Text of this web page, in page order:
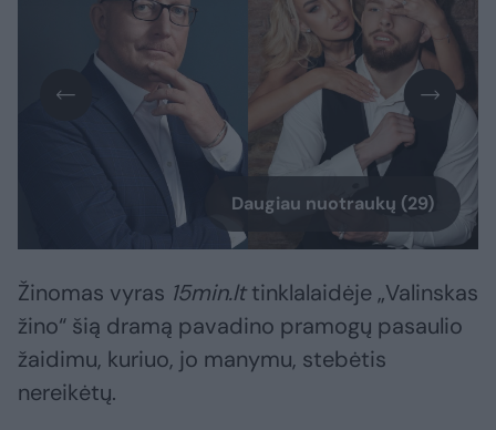
Daugiau nuotraukų (29)
Žinomas vyras 15min.lttinklalaidėje „Valinskas
žino“ šią dramą pavadino pramogų pasaulio
žaidimu, kuriuo, jo manymu, stebėtis
nereikėtų.